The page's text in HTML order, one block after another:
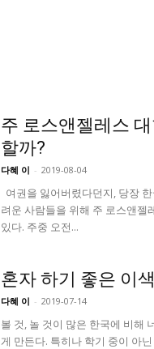
주 로스앤젤레스
할까?
다혜 이 - 2019-08-04
여권을 잃어버렸다던지, 당장
려운 사람들을 위해 주 로스앤젤
있다. 주중 오전...
혼자 하기 좋은 이
다혜 이 - 2019-07-14
볼 것, 놀 것이 많은 한국에 비해
게 만든다. 특히나 학기 중이 아